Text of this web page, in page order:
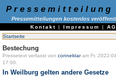
Pressemitteilung
Pressemitteilungen kostenlos
Kontakt | Impressum |
Startseite
Bestechung
Pressetext verfasst von connektaram Fr, 2022-
17:00.
In Weilburg gelten andere Gesetze